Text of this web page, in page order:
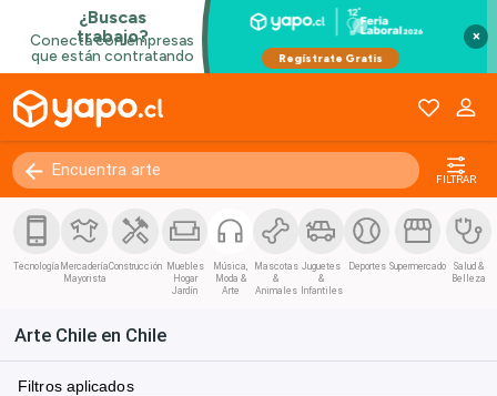
×
FILTRAR
Tecnología Mercadería
Mayorista
Construcción Muebles
Hogar
Jardín
Música,
Moda &
Arte
Mascotas
&
Animales
Juguetes
&
Infantiles
Deportes Supermercado
Salud &
Belleza
Arte Chile en Chile
Filtros aplicados